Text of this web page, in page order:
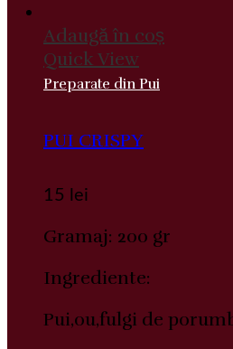
Adaugă în coș
Quick View
Preparate din Pui
PUI CRISPY
15 lei
Gramaj: 200 gr
Ingrediente:
Pui,ou,fulgi de